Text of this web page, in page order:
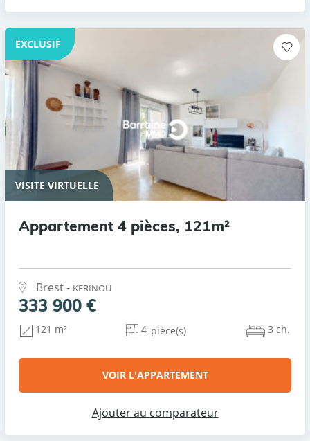
EXCLUSIF
VISITE VIRTUELLE
Appartement 4 pièces, 121m²
Brest - KERINOU
333 900 €
121 m² 4 pièce(s) 3 ch.
VOIR L'APPARTEMENT
Ajouter au comparateur